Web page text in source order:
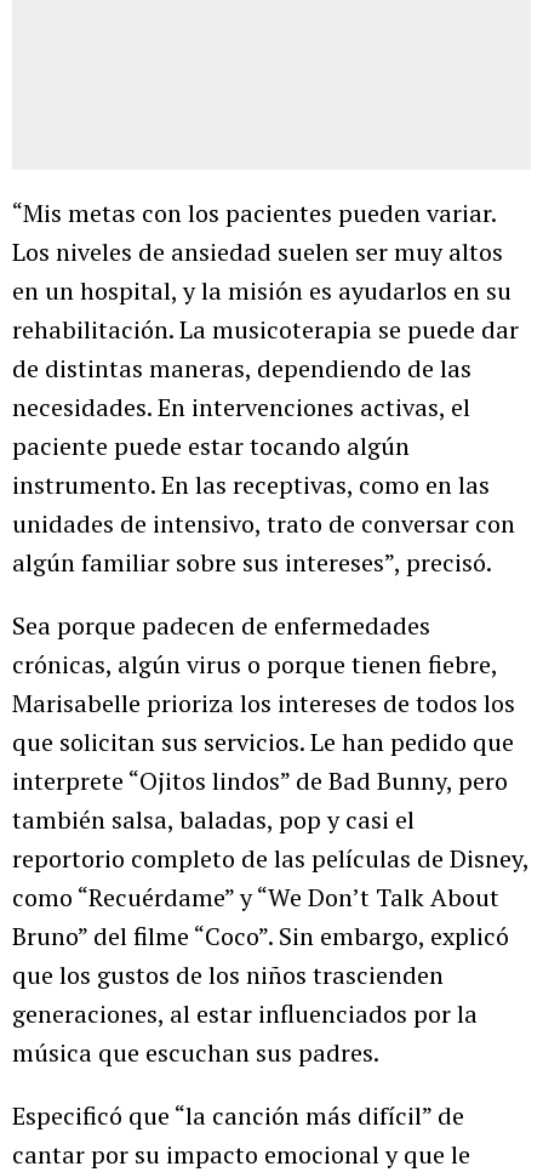
“Mis metas con los pacientes pueden variar.
Los niveles de ansiedad suelen ser muy altos
en un hospital, y la misión es ayudarlos en su
rehabilitación. La musicoterapia se puede dar
de distintas maneras, dependiendo de las
necesidades. En intervenciones activas, el
paciente puede estar tocando algún
instrumento. En las receptivas, como en las
unidades de intensivo, trato de conversar con
algún familiar sobre sus intereses”, precisó.
Sea porque padecen de enfermedades
crónicas, algún virus o porque tienen fiebre,
Marisabelle prioriza los intereses de todos los
que solicitan sus servicios. Le han pedido que
interprete “Ojitos lindos” de Bad Bunny, pero
también salsa, baladas, pop y casi el
reportorio completo de las películas de Disney,
como “Recuérdame” y “We Don’t Talk About
Bruno” del filme “Coco”. Sin embargo, explicó
que los gustos de los niños trascienden
generaciones, al estar influenciados por la
música que escuchan sus padres.
Especificó que “la canción más difícil” de
cantar por su impacto emocional y que le